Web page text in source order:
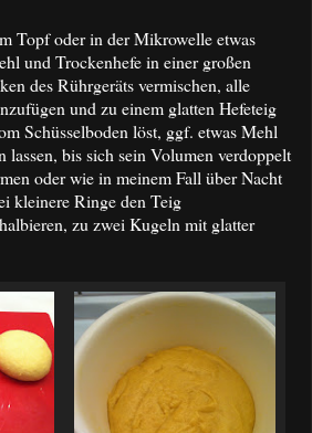
Topf oder in der Mikrowelle etwas
und Trockenhefe in einer großen
des Rührgeräts vermischen, alle
und zu einem glatten Hefeteig
Schüsselboden löst, ggf. etwas Mehl
lassen, bis sich sein Volumen verdoppelt
oder wie in meinem Fall über Nacht
kleinere Ringe den Teig
zu zwei Kugeln mit glatter